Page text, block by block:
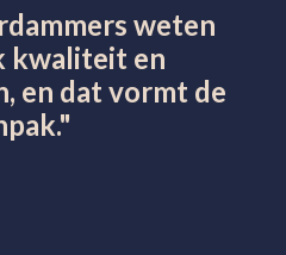
weten
kwaliteit en
en dat vormt de